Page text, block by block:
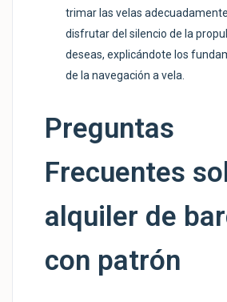
trimar las velas
disfrutar del silencio de la
deseas, explicándote los
de la navegación a vela.
Preguntas
Frecuentes
alquiler de
con patrón